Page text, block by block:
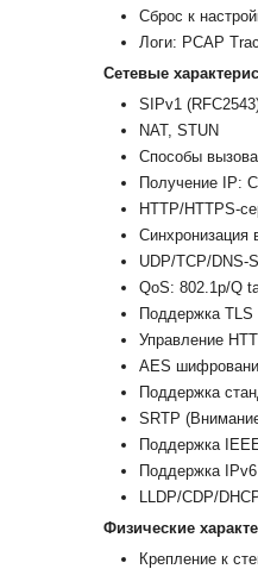
Сброс к
Логи: PCAP
Сетевые
SIPv1
NAT, STUN
Способы
Получение IP:
HTTP/HTTPS-
Синхронизация
UDP/TCP/DNS-
QoS: 802.1p/Q
Поддержка TLS
Управление
AES
Поддержка
SRTP
Поддержка
Поддержка IPv6
LLDP/CDP/
Физические
Крепление к